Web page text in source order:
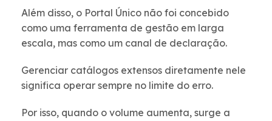
Além disso, o Portal Único não foi concebido
como uma ferramenta de gestão em larga
escala, mas como um canal de declaração.
Gerenciar catálogos extensos diretamente nele
significa operar sempre no limite do erro.
Por isso, quando o volume aumenta, surge a